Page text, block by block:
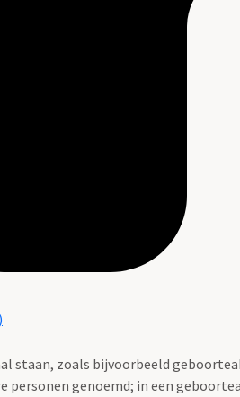
staan, zoals bijvoorbeeld
personen genoemd; in een